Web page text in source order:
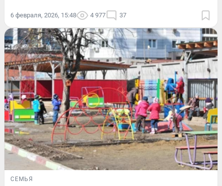
6 февраля, 2026, 15:48 4 977 37
СЕМЬЯ